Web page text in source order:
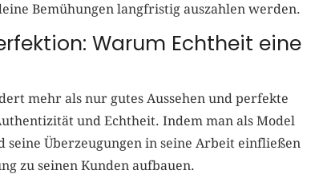
Bemühungen langfristig‍ auszahlen werden.
Warum ​Echtheit eine
mehr als nur gutes⁤ Aussehen und perfekte
und‍ Echtheit. Indem man als Model
seine Überzeugungen in seine Arbeit⁢ einfließen
zu seinen Kunden aufbauen.